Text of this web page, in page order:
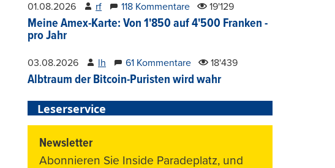
01.08.2026 rf 118 Kommentare 19'129
Meine Amex-Karte: Von 1'850 auf 4'500 Franken -
pro Jahr
03.08.2026 lh 61 Kommentare 18'439
Albtraum der Bitcoin-Puristen wird wahr
Leserservice
Newsletter
Abonnieren Sie Inside Paradeplatz, und